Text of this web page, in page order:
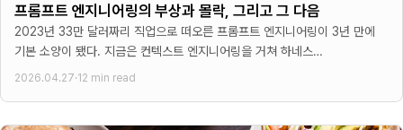
프롬프트 엔지니어링의 부상과 몰락, 그리고 그 다음
2023년 33만 달러짜리 직업으로 떠오른 프롬프트 엔지니어링이 3년 만에
기본 소양이 됐다. 지금은 컨텍스트 엔지니어링을 거쳐 하네스
엔지니어링으로 무게중심이 이동하고 있다.
2026.04.27·12 min read